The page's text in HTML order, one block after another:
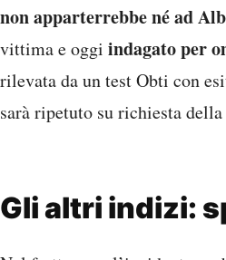
non apparterrebbe né ad
vittima e oggi indagato per
rilevata da un test Obti con
sarà ripetuto su richiesta
Gli altri indizi: